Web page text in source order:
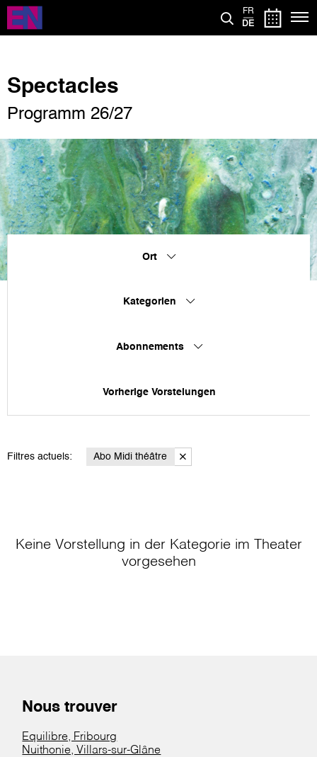
Direkt
zum
Inhalt
FR
DE
Spectacles
Programm 26/27
Ort
Kategorien
Abonnements
Vorherige Vorstelungen
Filtres actuels: Abo Midi théâtre
Keine Vorstellung in der Kategorie im Theater
vorgesehen
Nous trouver
Equilibre, Fribourg
Nuithonie, Villars-sur-Glâne